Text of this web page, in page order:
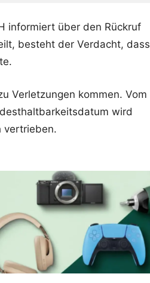
informiert über den Rückruf
besteht der Verdacht, dass
Verletzungen kommen. Vom
wird
vertrieben.